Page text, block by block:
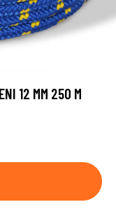
12 MM 250 M